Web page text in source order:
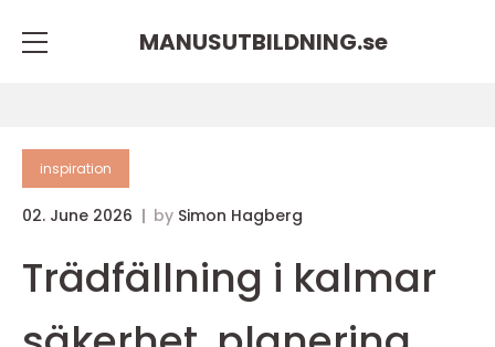
MANUSUTBILDNING.se
inspiration
02. June 2026 by Simon Hagberg
Trädfällning i kalmar